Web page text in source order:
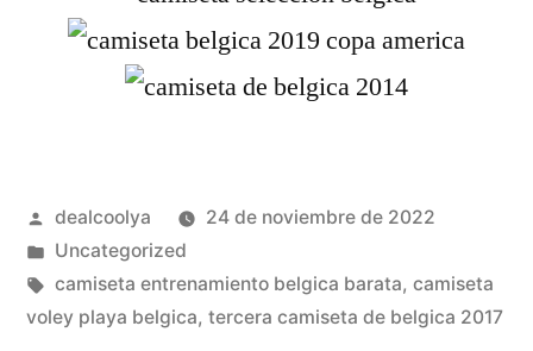
Publicado
por
dealcoolya
24 de noviembre de 2022
Publicado
en
Uncategorized
Etiquetas:
camiseta entrenamiento belgica barata, camiseta
voley playa belgica, tercera camiseta de belgica 2017